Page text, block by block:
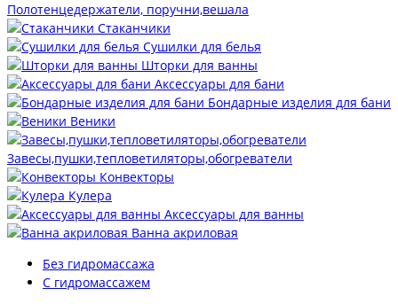
Полотенцедержатели, поручни,вешала
Стаканчики
Сушилки для белья
Шторки для ванны
Аксессуары для бани
Бондарные изделия для бани
Веники
Завесы,пушки,тепловетиляторы,обогреватели
Конвекторы
Кулера
Аксессуары для ванны
Ванна акриловая
Без гидромассажа
С гидромассажем